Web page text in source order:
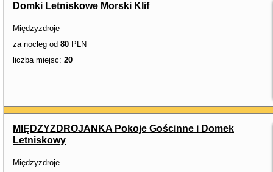
Domki Letniskowe Morski Klif
Międzyzdroje
za nocleg od 80 PLN
liczba miejsc: 20
MIĘDZYZDROJANKA Pokoje Gościnne i Domek
Letniskowy
Międzyzdroje